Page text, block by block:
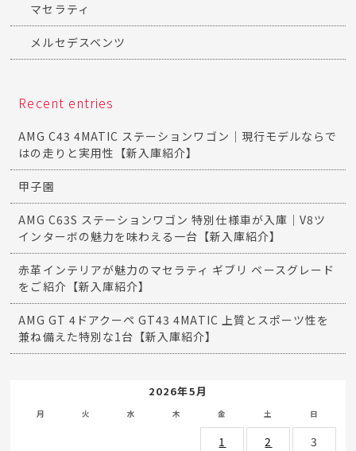
マセラティ
メルセデスベンツ
Recent entries
AMG C43 4MATIC ステーションワゴン｜現行モデルならで
はの走りと実用性【新入庫紹介】
甲子園
AMG C63S ステーションワゴン 特別仕様車が入庫｜V8ツ
インターボの魅力を味わえる一台【新入庫紹介】
赤革インテリアが魅力のマセラティ ギブリ ベースグレード
をご紹介【新入庫紹介】
AMG GT 4ドアクーペ GT43 4MATIC 上質とスポーツ性を
兼ね備えた特別な1台【新入庫紹介】
2026年5月
月 火 水 木 金 土 日
1 2
3